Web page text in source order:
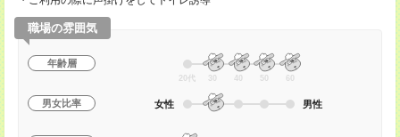
職場の雰囲気
年齢層
20代 30 40 50 60
男女比率 女性 男性